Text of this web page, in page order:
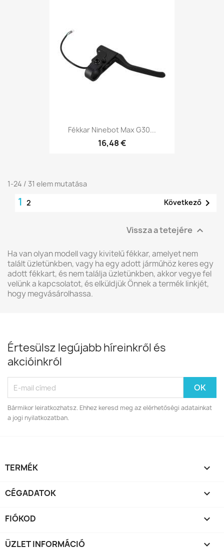
Fékkar Ninebot Max G30...
16,48 €
1-24 / 31 elem mutatása
1 2 Következő 
Vissza a tetejére 
Ha van olyan modell vagy kivitelű fékkar, amelyet nem
talált üzletünkben, vagy ha egy adott járműhöz keres egy
adott fékkart, és nem találja üzletünkben, akkor vegye fel
velünk a kapcsolatot, és elküldjük Önnek a termék linkjét,
hogy megvásárolhassa.
Értesülsz legújabb híreinkről és
akcióinkról
Bármikor leiratkozhatsz. Ehhez keresd meg az elérhetőségi adatainkat
a jogi nyilatkozatban.
TERMÉK 
CÉGADATOK 
FIÓKOD 
ÜZLET INFORMÁCIÓ keyboard_arrow_down